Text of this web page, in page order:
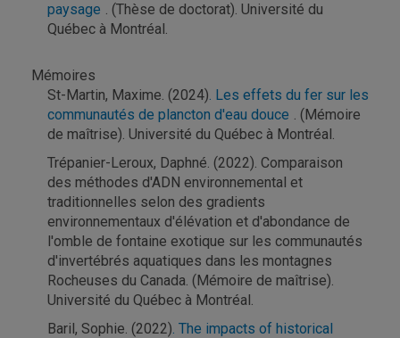
paysage . (Thèse de doctorat). Université du
Québec à Montréal.
Mémoires
St-Martin, Maxime. (2024). Les effets du fer sur les
communautés de plancton d'eau douce . (Mémoire
de maîtrise). Université du Québec à Montréal.
Trépanier-Leroux, Daphné. (2022). Comparaison
des méthodes d'ADN environnemental et
traditionnelles selon des gradients
environnementaux d'élévation et d'abondance de
l'omble de fontaine exotique sur les communautés
d'invertébrés aquatiques dans les montagnes
Rocheuses du Canada. (Mémoire de maîtrise).
Université du Québec à Montréal.
Baril, Sophie. (2022). The impacts of historical